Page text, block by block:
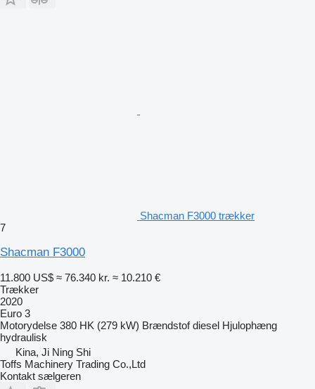
Shacman F3000 trækker
7
Shacman F3000
11.800 US$ ≈ 76.340 kr. ≈ 10.210 €
Trækker
2020
Euro 3
Motorydelse 380 HK (279 kW) Brændstof diesel Hjulophæng
hydraulisk
Kina, Ji Ning Shi
Toffs Machinery Trading Co.,Ltd
Kontakt sælgeren